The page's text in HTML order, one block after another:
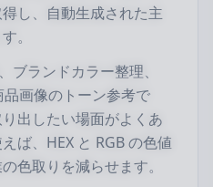
し、自動生成された主
。
ブランドカラー整理、
画像のトーン参考で
出したい場面がよくあ
ば、HEX と RGB の色値
色取りを減らせます。